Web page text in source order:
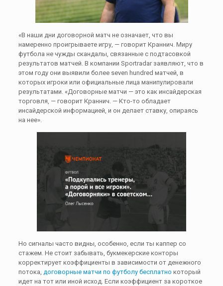
«В наши дни договорной матч не означает, что вы
намеренно проигрываете игру, — говорит Краннич. Миру
футбола не чужды скандалы, связанные с подтасовкой
результатов матчей. В компании Sportradar заявляют, что в
этом году они выявили более seven hundred матчей, в
которых игроки или официальные лица манипулировали
результатами. «Договорные матчи — это как инсайдерская
торговля, — говорит Краннич. — Кто-то обладает
инсайдерской информацией, и он делает ставку, опираясь
на нее».
Но сигналы часто видны, особенно, если ты каппер со
стажем. Не стоит забывать, букмекерские конторы
корректирует коэффициенты в зависимости от денежного
потока, договорные матчи по футболу бесплатно который
идет на тот или иной исход. Если коэффициент за короткое